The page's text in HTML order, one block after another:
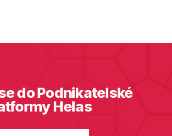
do Podnikatelské
Helas